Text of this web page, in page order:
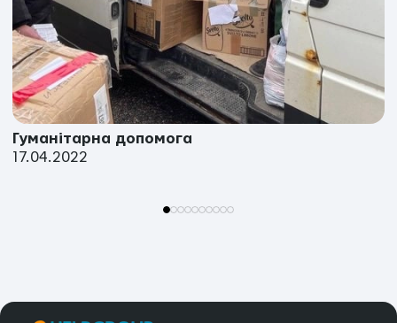
Гуманітарна допомога
17.04.2022